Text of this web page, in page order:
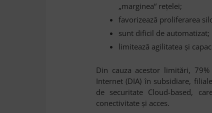
„marginea“ rețelei;
favorizează proliferarea
sunt dificil de automatizat;
limitează agilitatea și
Din cauza acestor limitări,
Internet (DIA) în subsidiare,
de securitate Cloud-based,
conectivitate și acces.